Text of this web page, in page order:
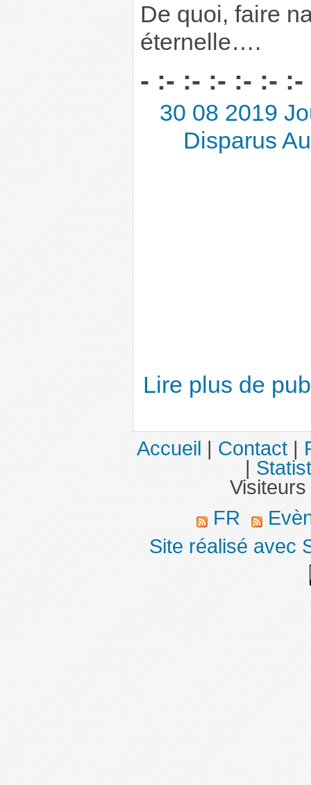
De quoi, faire
éternelle….
- :- :- :- :- :-
30 08 2019
Disparus
Lire plus de
Accueil|Contact|
|
FR
Site réalisé avec